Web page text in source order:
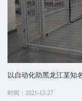
以自动化助黑龙江某知
时间：2021-12-27